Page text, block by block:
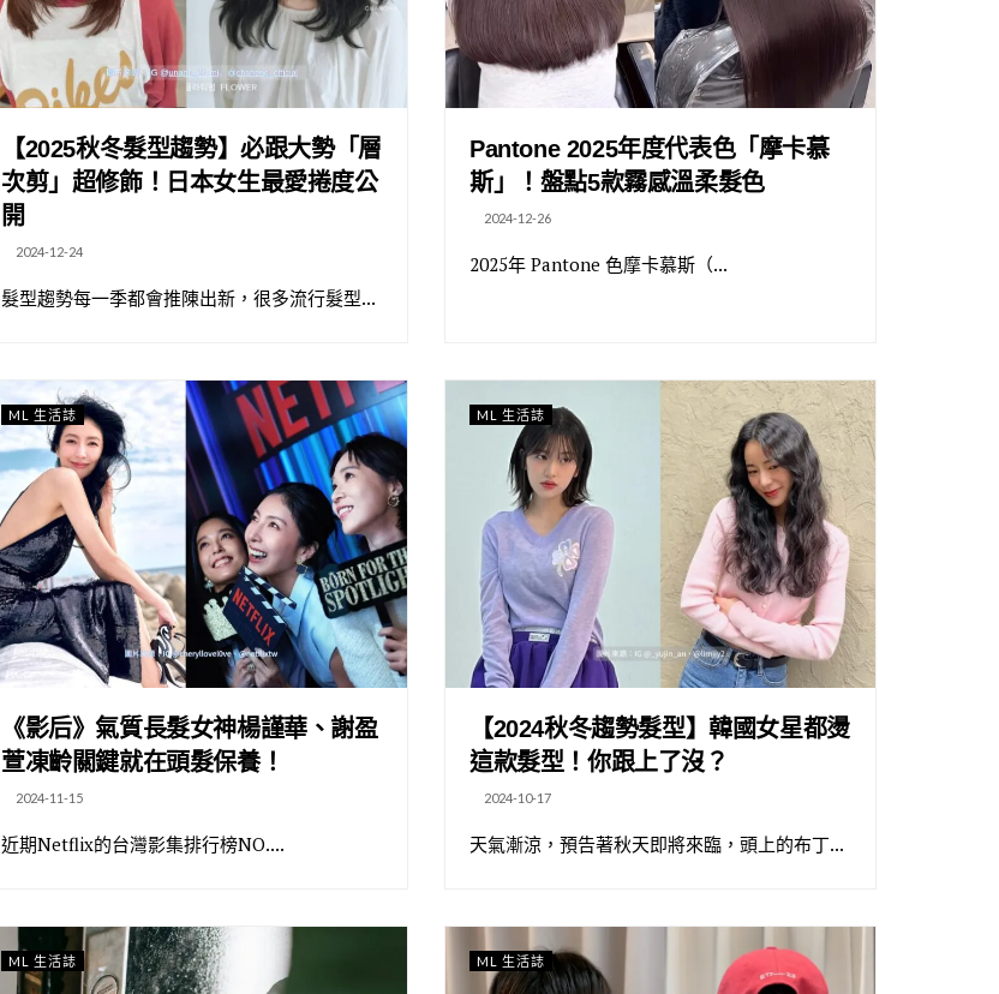
【2025秋冬髮型趨勢】必跟大勢「層
次剪」超修飾！日本女生最愛捲度公
開
2024-12-24
髮型趨勢每一季都會推陳出新，很多流行髮型...
Pantone 2025年度代表色「摩卡慕
斯」！盤點5款霧感溫柔髮色
2024-12-26
2025年 Pantone 色摩卡慕斯（...
ML 生活誌
《影后》氣質長髮女神楊謹華、謝盈
萱凍齡關鍵就在頭髮保養！
2024-11-15
近期Netflix的台灣影集排行榜NO....
ML 生活誌
【2024秋冬趨勢髮型】韓國女星都燙
這款髮型！你跟上了沒？
2024-10-17
天氣漸涼，預告著秋天即將來臨，頭上的布丁...
ML 生活誌 ML 生活誌